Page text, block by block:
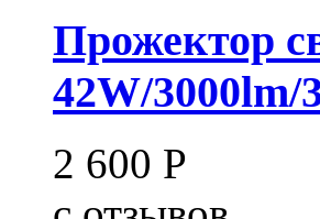
Прожектор
42W/3000lm/
2 600 Р